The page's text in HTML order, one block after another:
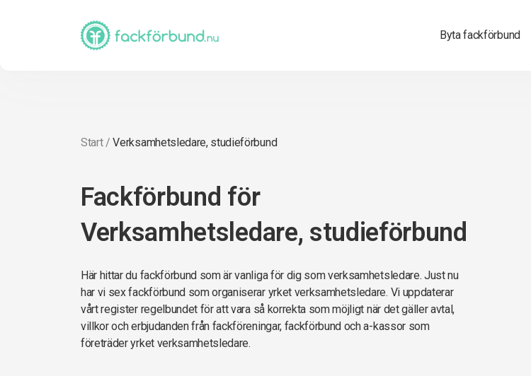
Byta fackförbund
Start/Verksamhetsledare, studieförbund
Fackförbund för
Verksamhetsledare, studieförbund
Här hittar du fackförbund som är vanliga för dig som verksamhetsledare. Just nu
har vi sex fackförbund som organiserar yrket verksamhetsledare. Vi uppdaterar
vårt register regelbundet för att vara så korrekta som möjligt när det gäller avtal,
villkor och erbjudanden från fackföreningar, fackförbund och a-kassor som
företräder yrket verksamhetsledare.